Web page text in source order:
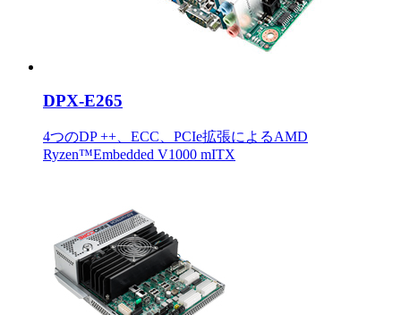
DPX-E265
4つのDP ++、ECC、PCIe拡張によるAMD
Ryzen™Embedded V1000 mITX